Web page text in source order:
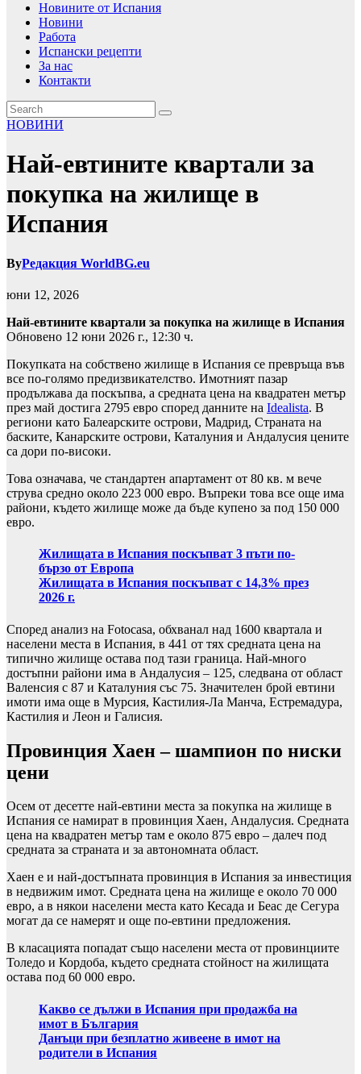
Новините от Испания
Новини
Работа
Испански рецепти
За нас
Контакти
НОВИНИ
Най-евтините квартали за
покупка на жилище в
Испания
ByРедакция WorldBG.eu
юни 12, 2026
Най-евтините квартали за покупка на жилище в Испания
Обновено 12 юни 2026 г., 12:30 ч.
Покупката на собствено жилище в Испания се превръща във
все по-голямо предизвикателство. Имотният пазар
продължава да поскъпва, а средната цена на квадратен метър
през май достига 2795 евро според данните на Idealista. В
региони като Балеарските острови, Мадрид, Страната на
баските, Канарските острови, Каталуния и Андалусия цените
са дори по-високи.
Това означава, че стандартен апартамент от 80 кв. м вече
струва средно около 223 000 евро. Въпреки това все още има
райони, където жилище може да бъде купено за под 150 000
евро.
Жилищата в Испания поскъпват 3 пъти по-
бързо от Европа
Жилищата в Испания поскъпват с 14,3% през
2026 г.
Според анализ на Fotocasa, обхванал над 1600 квартала и
населени места в Испания, в 441 от тях средната цена на
типично жилище остава под тази граница. Най-много
достъпни райони има в Андалусия – 125, следвана от област
Валенсия с 87 и Каталуния със 75. Значителен брой евтини
имоти има още в Мурсия, Кастилия-Ла Манча, Естремадура,
Кастилия и Леон и Галисия.
Провинция Хаен – шампион по ниски
цени
Осем от десетте най-евтини места за покупка на жилище в
Испания се намират в провинция Хаен, Андалусия. Средната
цена на квадратен метър там е около 875 евро – далеч под
средната за страната и за автономната област.
Хаен е и най-достъпната провинция в Испания за инвестиция
в недвижим имот. Средната цена на жилище е около 70 000
евро, а в някои населени места като Кесада и Беас де Сегура
могат да се намерят и още по-евтини предложения.
В класацията попадат също населени места от провинциите
Толедо и Кордоба, където средната стойност на жилищата
остава под 60 000 евро.
Какво се дължи в Испания при продажба на
имот в България
Данъци при безплатно живеене в имот на
родители в Испания